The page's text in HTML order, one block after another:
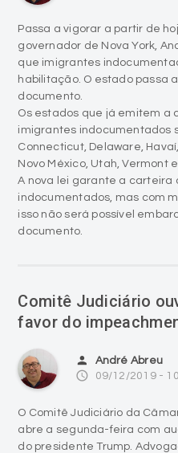
Passa a vigorar a partir de
governador de Nova York,
que imigrantes
habilitação. O estado passa
documento.
Os estados que já emitem a
imigrantes indocumentados
Connecticut, Delaware,
Novo México, Utah, Vermont
A nova lei garante a
indocumentados, mas com
isso não será possível
documento.
Comitê Judiciário
favor do
person André Abreu
access_time 09/12/2019 -
O Comitê Judiciário da
abre a segunda-feira com
do presidente Trump.